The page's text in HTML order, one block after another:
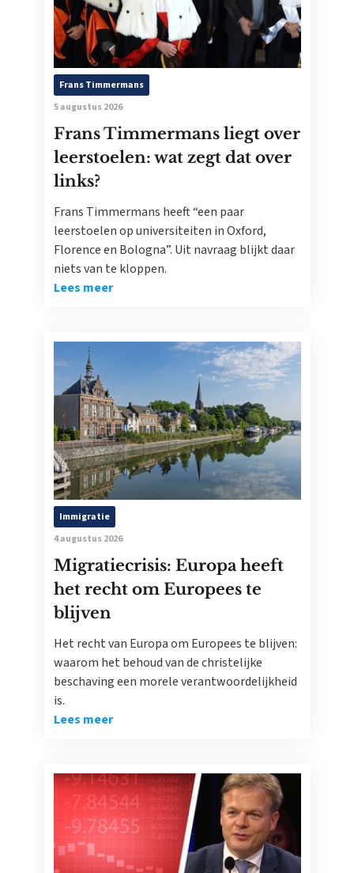
Frans Timmermans
5 augustus 2026
Frans Timmermans liegt over
leerstoelen: wat zegt dat over
links?
Frans Timmermans heeft “een paar
leerstoelen op universiteiten in Oxford,
Florence en Bologna”. Uit navraag blijkt daar
niets van te kloppen.
Lees meer
Immigratie
4 augustus 2026
Migratiecrisis: Europa heeft
het recht om Europees te
blijven
Het recht van Europa om Europees te blijven:
waarom het behoud van de christelijke
beschaving een morele verantwoordelijkheid
is.
Lees meer